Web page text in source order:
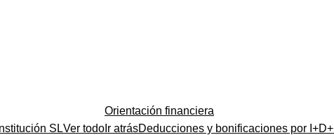
SLVer todo
Orientación financiera
Ir atrásDeducciones y bonificaciones por I+D+I